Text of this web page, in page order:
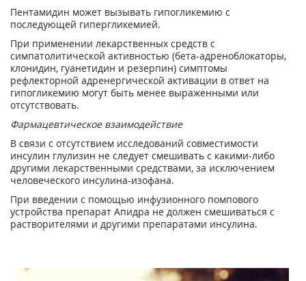
Пентамидин может вызывать гипогликемию c
последующей гипергликемией.
При применении лекарственных средств с
симпатолитической активностью (бета-адреноблокаторы,
клонидин, гуанетидин и резерпин) симптомы
рефлекторной адренергической активации в ответ на
гипогликемию могут быть менее выраженными или
отсутствовать.
Фармацевтическое взаимодействие
В связи с отсутствием исследований совместимости
инсулин глулизин не следует смешивать с какими-либо
другими лекарственными средствами, за исключением
человеческого инсулина-изофана.
При введении с помощью инфузионного помпового
устройства препарат Апидра не должен смешиваться с
растворителями и другими препаратами инсулина.